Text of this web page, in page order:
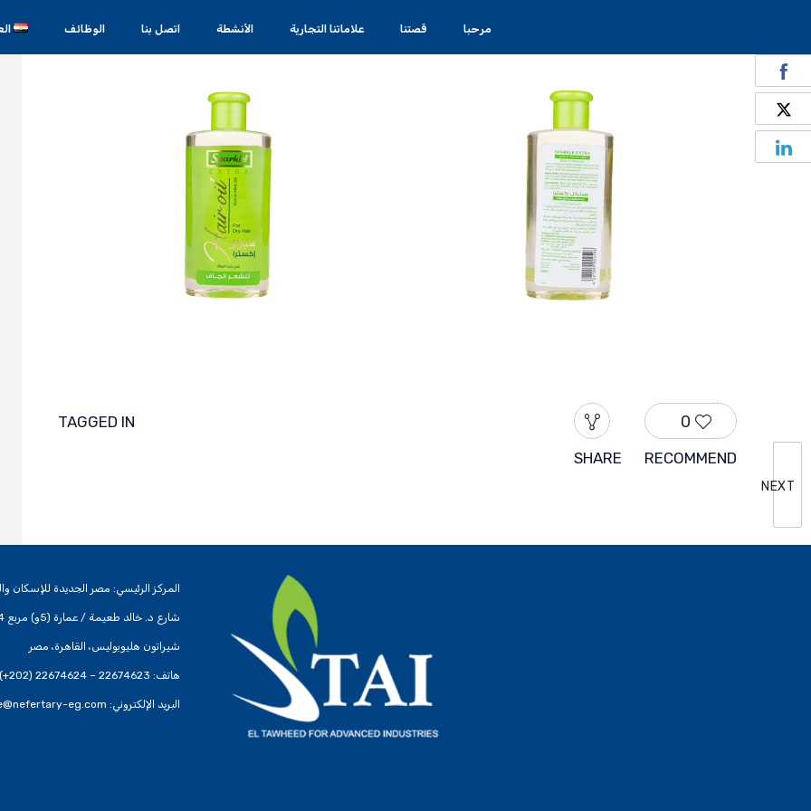
مرحبا قصتنا علاماتنا التجارية الأنشطة اتصل بنا الوظائف
NEXT
0
RECOMMEND
SHARE
TAGGED IN
المركز الرئيسي: مصر الجديدة للإسكان
شارع د. خالد طعيمة / عمارة (5و) مربع 1224
شيراتون هليوبوليس، القاهرة، مصر
هاتف: 22674623 – 22674624 (202+)
البريد الإلكتروني: headoffice@nefertary-eg.com